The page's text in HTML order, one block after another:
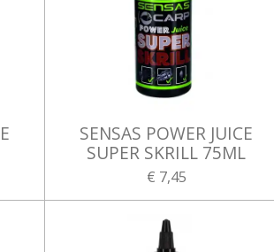
SENSAS POWER JUICE
SUPER SKRILL 75ML
€ 7,45